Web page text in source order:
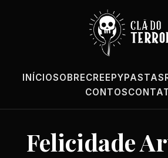
INÍCIOSOBRECREEPYPASTAS
CONTOS
Felicidade